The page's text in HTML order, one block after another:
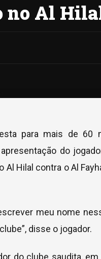
no Al
para mais de 60
do
Hilal contra o Al
meu nome
disse o jogador.
do clube saudita,